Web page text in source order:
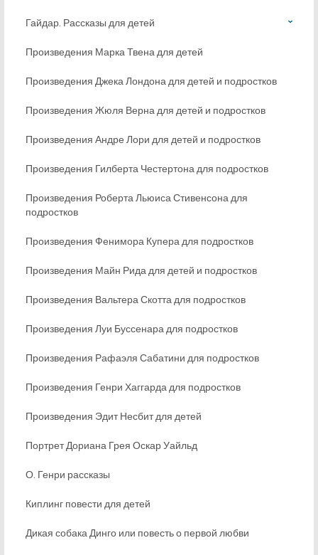
Гайдар. Рассказы для детей
Произведения Марка Твена для детей
Произведения Джека Лондона для детей и подростков
Произведения Жюля Верна для детей и подростков
Произведения Андре Лори для детей и подростков
Произведения Гилберта Честертона для подростков
Произведения Роберта Льюиса Стивенсона для
подростков
Произведения Фенимора Купера для подростков
Произведения Майн Рида для детей и подростков
Произведения Вальтера Скотта для подростков
Произведения Луи Буссенара для подростков
Произведения Рафаэля Сабатини для подростков
Произведения Генри Хаггарда для подростков
Произведения Эдит Несбит для детей
Портрет Дориана Грея Оскар Уайльд
О. Генри рассказы
Киплинг повести для детей
Дикая собака Динго или повесть о первой любви